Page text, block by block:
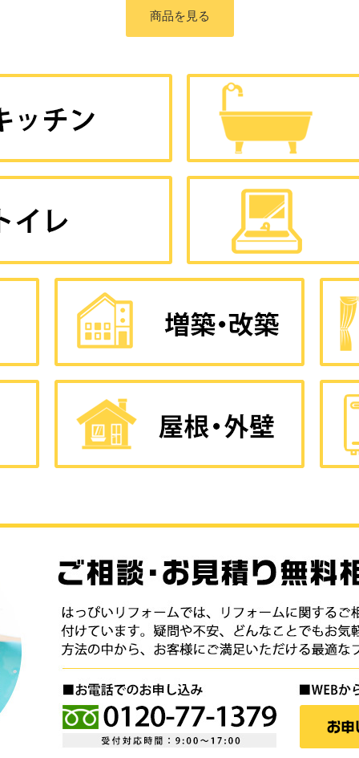
商品を見る